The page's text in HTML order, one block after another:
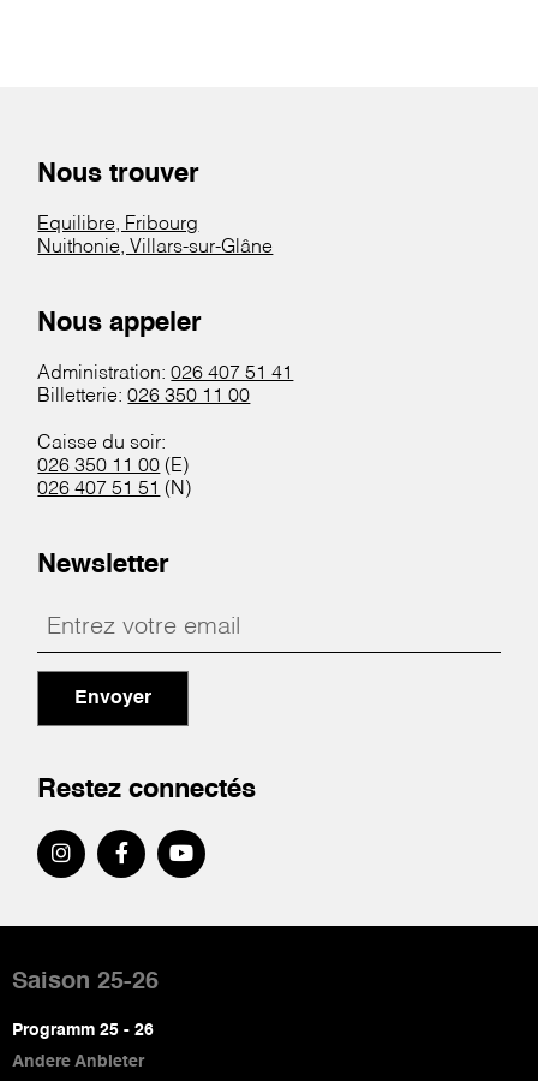
Nous trouver
Equilibre, Fribourg
Nuithonie, Villars-sur-Glâne
Nous appeler
Administration:026 407 51 41
Billetterie:026 350 11 00
Caisse du soir:
026 350 11 00 (E)
026 407 51 51 (N)
Newsletter
Envoyer
Restez connectés
de
page
Saison 25-26
Programm 25 - 26
Andere Anbieter